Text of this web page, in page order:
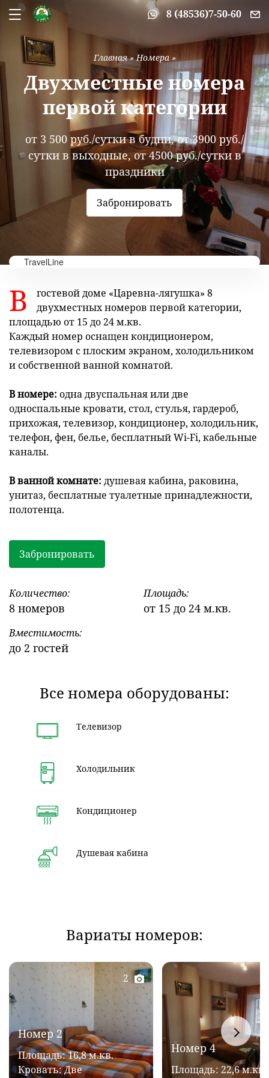
8 (48536)7-50-60
Главная»Номера»
Двухместные номера
первой категории
от 3 500 руб./сутки в будни, от 3900 руб./
сутки в выходные, от 4500 руб./сутки в
праздники
Забронировать
TravelLine
В
гостевой доме «Царевна-лягушка» 8
двухместных номеров первой категории,
площадью от 15 до 24 м.кв.
Каждый номер оснащен кондиционером,
телевизором с плоским экраном, холодильником
и собственной ванной комнатой.
В номере: одна двуспальная или две
односпальные кровати, стол, стулья, гардероб,
прихожая, телевизор, кондиционер, холодильник,
телефон, фен, белье, бесплатный Wi-Fi, кабельные
каналы.
В ванной комнате: душевая кабина, раковина,
унитаз, бесплатные туалетные принадлежности,
полотенца.
Забронировать
Количество:
8 номеров
Площадь:
от 15 до 24 м.кв.
Вместимость:
до 2 гостей
Все номера оборудованы:
Телевизор
Холодильник
Кондиционер
Душевая кабина
Вариаты номеров:
Номер 2
Площадь: 16,8 м.кв.
Кровать: Две
2
Номер 4
Площадь: 22,6 м.кв.